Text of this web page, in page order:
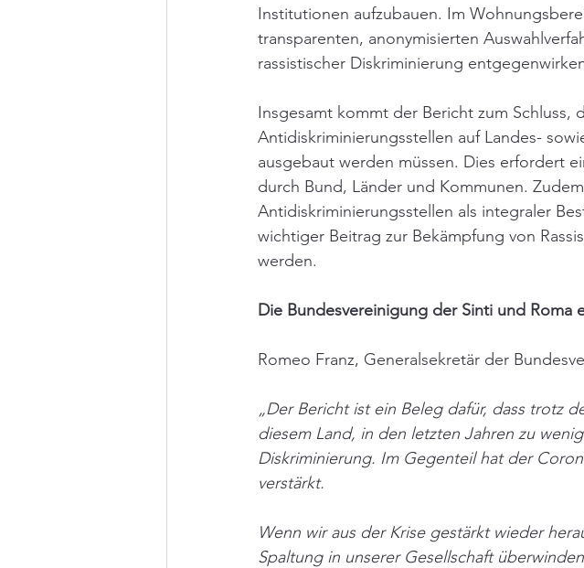
Institutionen aufzubauen. Im
transparenten, anonymisierten
rassistischer Diskriminierung
Insgesamt kommt der Bericht zum Schluss,
Antidiskriminierungsstellen auf Landes-
ausgebaut werden müssen. Dies erfordert
durch Bund, Länder und Kommunen.
Antidiskriminierungsstellen als integraler
wichtiger Beitrag zur Bekämpfung von
werden.
Die Bundesvereinigung der Sinti und Roma
Romeo Franz, Generalsekretär der
„Der Bericht ist ein Beleg dafür, dass trotz
diesem Land, in den letzten Jahren zu
Diskriminierung. Im Gegenteil hat der
verstärkt.
Wenn wir aus der Krise gestärkt wieder
Spaltung in unserer Gesellschaft